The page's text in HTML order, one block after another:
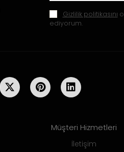
Gizlilik politikasını
ediyorum.
Müşteri Hizmetleri
İletişim